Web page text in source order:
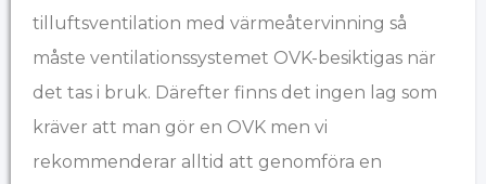
tilluftsventilation med värmeåtervinning så
måste ventilationssystemet OVK-besiktigas när
det tas i bruk. Därefter finns det ingen lag som
kräver att man gör en OVK men vi
rekommenderar alltid att genomföra en